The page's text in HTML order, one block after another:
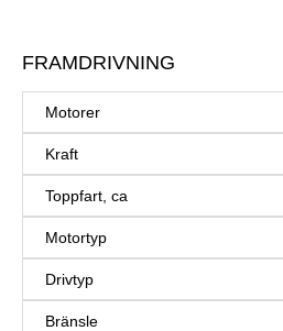
FRAMDRIVNING
Motorer
Kraft
Toppfart, ca
Motortyp
Drivtyp
Bränsle